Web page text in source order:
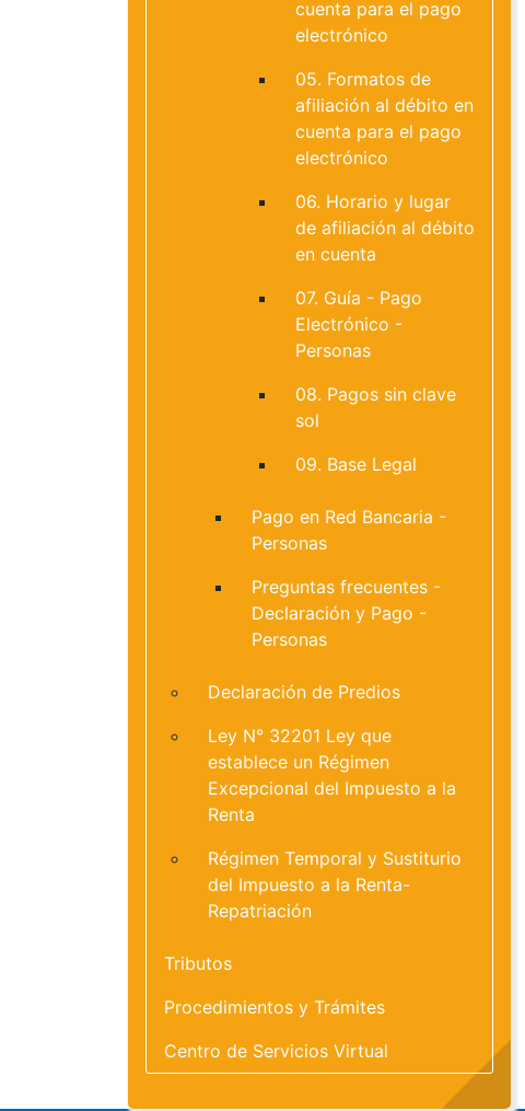
cuenta para el pago
electrónico
05. Formatos de
afiliación al débito en
cuenta para el pago
electrónico
06. Horario y lugar
de afiliación al débito
en cuenta
07. Guía - Pago
Electrónico -
Personas
08. Pagos sin clave
sol
09. Base Legal
Pago en Red Bancaria -
Personas
Preguntas frecuentes -
Declaración y Pago -
Personas
Declaración de Predios
Ley N° 32201 Ley que
establece un Régimen
Excepcional del Impuesto a la
Renta
Régimen Temporal y Sustiturio
del Impuesto a la Renta-
Repatriación
Tributos
Procedimientos y Trámites
Centro de Servicios Virtual